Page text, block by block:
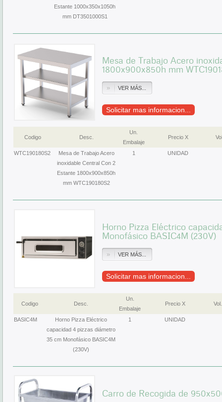
Estante 1000x350x1050h
mm DT3501000S1
Mesa de Trabajo Acero
1800x900x850h mm
VER MÁS...
Solicitar mas informacion...
Codigo Desc.
Un.
Embalaje
Precio X
WTC190180S2
Mesa de Trabajo Acero
inoxidable Central Con 2
Estante 1800x900x850h
mm WTC190180S2
1 UNIDAD
Horno Pizza Eléctrico
Monofásico BASIC4M (230V)
VER MÁS...
Solicitar mas informacion...
Codigo Desc.
Un.
Embalaje
Precio X Vol.
BASIC4M
Horno Pizza Eléctrico
capacidad 4 pizzas diámetro
35 cm Monofásico BASIC4M
(230V)
1 UNIDAD
Carro de Recogida de